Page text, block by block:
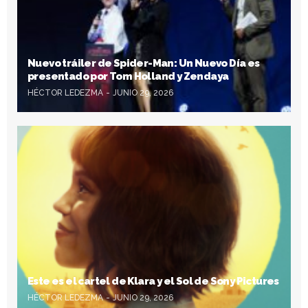
Nuevo tráiler de Spider-Man: Un Nuevo Día es
presentado por Tom Holland y Zendaya
HÉCTOR LEDEZMA JUNIO 29, 2026
Este es el cartel de Klara y el Sol de Sony Pictures
HÉCTOR LEDEZMA JUNIO 29, 2026